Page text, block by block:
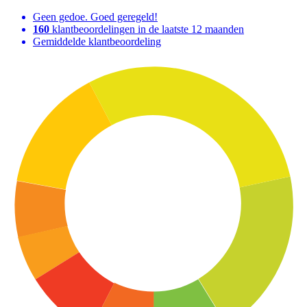
Geen gedoe. Goed geregeld!
160 klantbeoordelingen in de laatste 12 maanden
Gemiddelde klantbeoordeling